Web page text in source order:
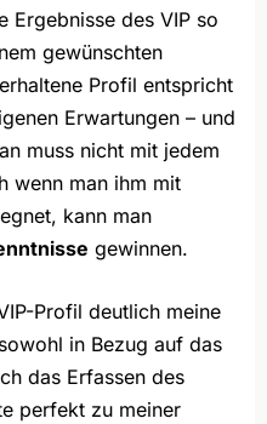
Ergebnisse des VIP so
gewünschten
Profil entspricht
Erwartungen – und
muss nicht mit jedem
wenn man ihm mit
kann man
gewinnen.
Profil deutlich meine
in Bezug auf das
das Erfassen des
perfekt zu meiner